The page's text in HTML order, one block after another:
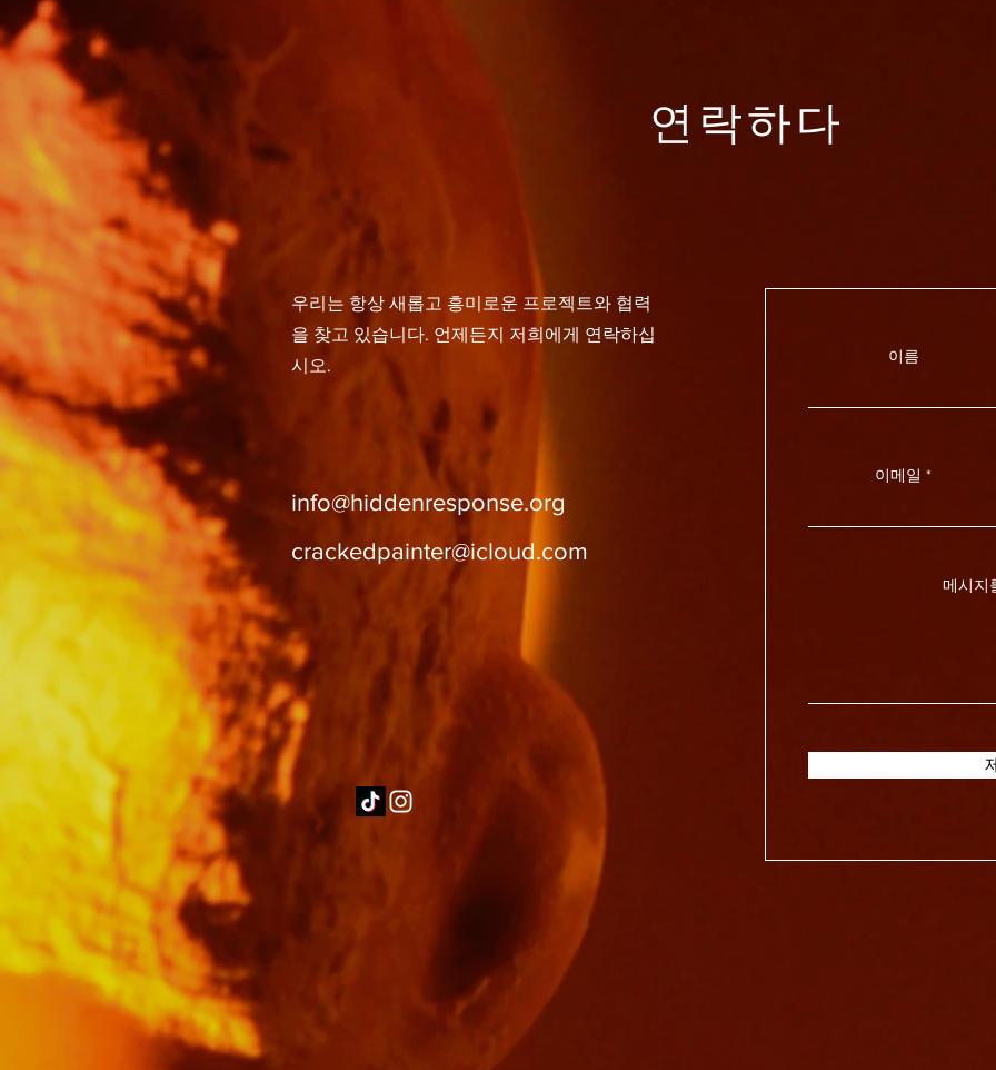
연락하다
우리는 항상 새롭고 흥미로운 프로젝트와 협력
을 찾고 있습니다. 언제든지 저희에게 연락하십
시오.
info@hiddenresponse.org
crackedpainter@icloud.com
이름
이메일
메시지